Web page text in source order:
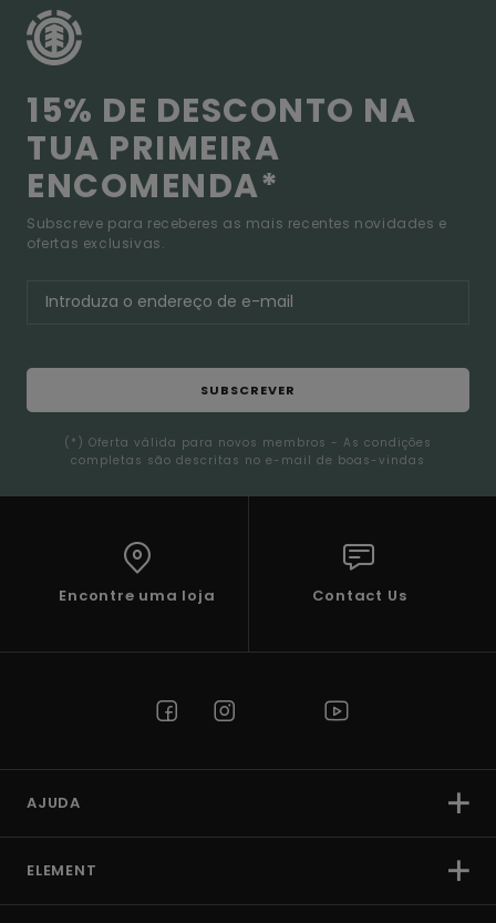
15% DE DESCONTO NA
TUA PRIMEIRA
ENCOMENDA*
Subscreve para receberes as mais recentes novidades e
ofertas exclusivas.
SUBSCREVER
(*) Oferta válida para novos membros - As condições
completas são descritas no e-mail de boas-vindas
Encontre uma loja Contact Us
AJUDA
ELEMENT